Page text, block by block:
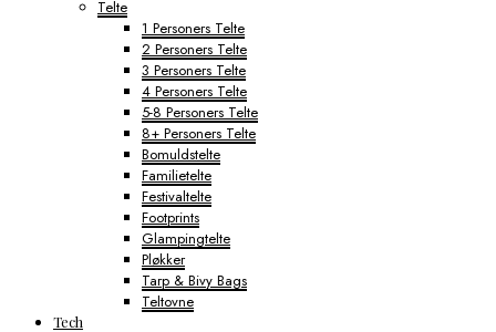
Telte
1 Personers Telte
2 Personers Telte
3 Personers Telte
4 Personers Telte
5-8 Personers Telte
8+ Personers Telte
Bomuldstelte
Familietelte
Festivaltelte
Footprints
Glampingtelte
Pløkker
Tarp & Bivy Bags
Teltovne
Tech